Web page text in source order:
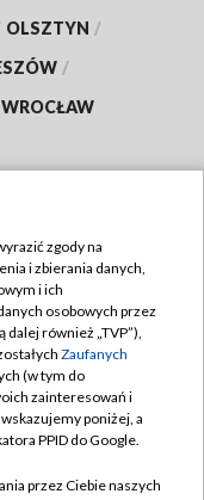
OLSZTYN /
/
WROCŁAW
zgody na
i zbierania danych,
i ich
osobowych przez
dalej również „TVP”),
Zaufanych
(w tym do
zainteresowań i
poniżej, a
PPID do Google.
przez Ciebie naszych